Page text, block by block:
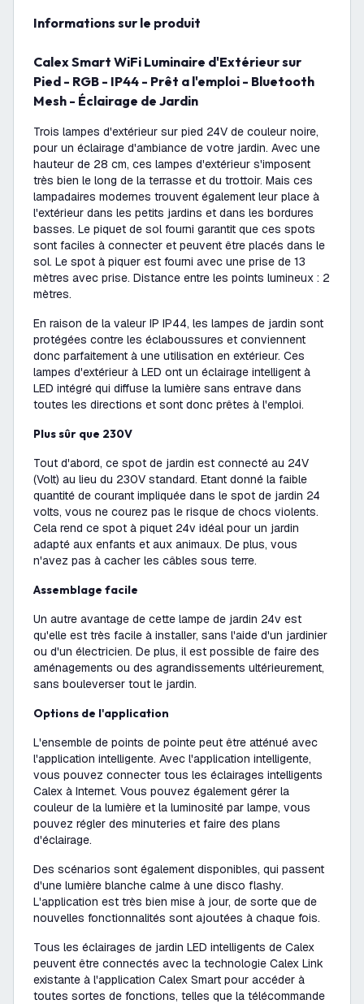
Informations sur le produit
Calex Smart WiFi Luminaire d'Extérieur sur
Pied - RGB - IP44 - Prêt a l'emploi - Bluetooth
Mesh - Éclairage de Jardin
Trois lampes d'extérieur sur pied 24V de couleur noire,
pour un éclairage d'ambiance de votre jardin. Avec une
hauteur de 28 cm, ces lampes d'extérieur s'imposent
très bien le long de la terrasse et du trottoir. Mais ces
lampadaires modernes trouvent également leur place à
l'extérieur dans les petits jardins et dans les bordures
basses. Le piquet de sol fourni garantit que ces spots
sont faciles à connecter et peuvent être placés dans le
sol. Le spot à piquer est fourni avec une prise de 13
mètres avec prise. Distance entre les points lumineux : 2
mètres.
En raison de la valeur IP IP44, les lampes de jardin sont
protégées contre les éclaboussures et conviennent
donc parfaitement à une utilisation en extérieur. Ces
lampes d'extérieur à LED ont un éclairage intelligent à
LED intégré qui diffuse la lumière sans entrave dans
toutes les directions et sont donc prêtes à l'emploi.
Plus sûr que 230V
Tout d'abord, ce spot de jardin est connecté au 24V
(Volt) au lieu du 230V standard. Etant donné la faible
quantité de courant impliquée dans le spot de jardin 24
volts, vous ne courez pas le risque de chocs violents.
Cela rend ce spot à piquet 24v idéal pour un jardin
adapté aux enfants et aux animaux. De plus, vous
n'avez pas à cacher les câbles sous terre.
Assemblage facile
Un autre avantage de cette lampe de jardin 24v est
qu'elle est très facile à installer, sans l'aide d'un jardinier
ou d'un électricien. De plus, il est possible de faire des
aménagements ou des agrandissements ultérieurement,
sans bouleverser tout le jardin.
Options de l'application
L'ensemble de points de pointe peut être atténué avec
l'application intelligente. Avec l'application intelligente,
vous pouvez connecter tous les éclairages intelligents
Calex à Internet. Vous pouvez également gérer la
couleur de la lumière et la luminosité par lampe, vous
pouvez régler des minuteries et faire des plans
d'éclairage.
Des scénarios sont également disponibles, qui passent
d'une lumière blanche calme à une disco flashy.
L'application est très bien mise à jour, de sorte que de
nouvelles fonctionnalités sont ajoutées à chaque fois.
Tous les éclairages de jardin LED intelligents de Calex
peuvent être connectés avec la technologie Calex Link
existante à l'application Calex Smart pour accéder à
toutes sortes de fonctions, telles que la télécommande